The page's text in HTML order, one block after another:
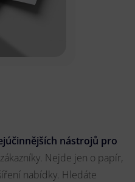
nástrojů pro
Nejde jen o papír,
nabídky. Hledáte